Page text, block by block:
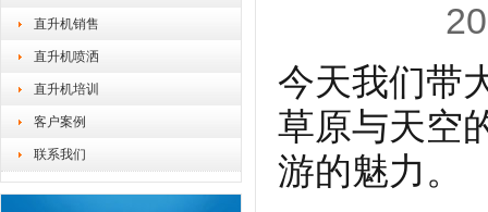
直升机销售
直升机喷洒
直升机培训
客户案例
联系我们
今天我们带
草原与天空
游的魅力。